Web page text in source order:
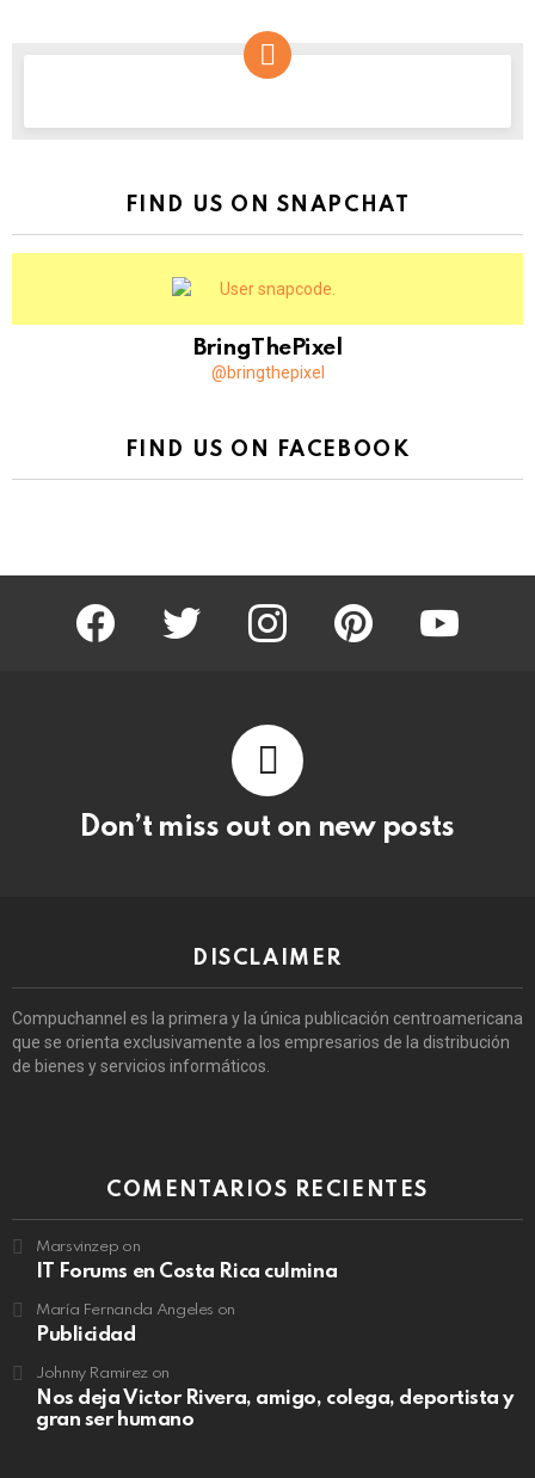
FIND US ON SNAPCHAT
BringThePixel
@bringthepixel
FIND US ON FACEBOOK
facebook twitter instagram pinterest youtube
Don’t miss out on new posts
DISCLAIMER
Compuchannel es la primera y la única publicación centroamericana
que se orienta exclusivamente a los empresarios de la distribución
de bienes y servicios informáticos.
COMENTARIOS RECIENTES
Marsvinzep on
IT Forums en Costa Rica culmina
María Fernanda Angeles on
Publicidad
Johnny Ramirezon
Nos deja Victor Rivera, amigo, colega, deportista y
gran ser humano